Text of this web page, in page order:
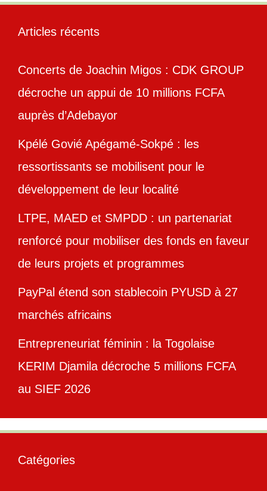
Articles récents
Concerts de Joachin Migos : CDK GROUP
décroche un appui de 10 millions FCFA
auprès d’Adebayor
Kpélé Govié Apégamé-Sokpé : les
ressortissants se mobilisent pour le
développement de leur localité
LTPE, MAED et SMPDD : un partenariat
renforcé pour mobiliser des fonds en faveur
de leurs projets et programmes
PayPal étend son stablecoin PYUSD à 27
marchés africains
Entrepreneuriat féminin : la Togolaise
KERIM Djamila décroche 5 millions FCFA
au SIEF 2026
Catégories